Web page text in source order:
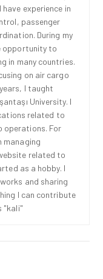
experience in
passenger
During my
opportunity to
in many countries.
on air cargo
I taught
University. I
related to
operations. For
managing
related to
as a hobby. I
and sharing
I can contribute
"kali"